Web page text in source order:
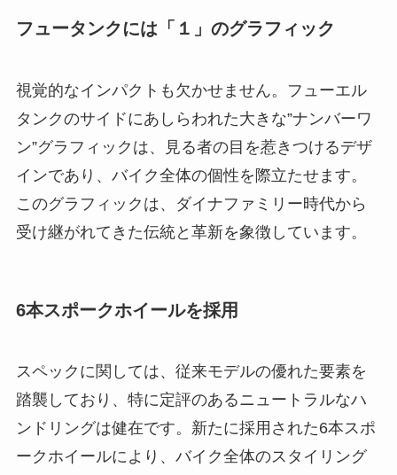
フュータンクには「１」のグラフィック
視覚的なインパクトも欠かせません。フューエル
タンクのサイドにあしらわれた大きな”ナンバーワ
ン”グラフィックは、見る者の目を惹きつけるデザ
インであり、バイク全体の個性を際立たせます。
このグラフィックは、ダイナファミリー時代から
受け継がれてきた伝統と革新を象徴しています。
6本スポークホイールを採用
スペックに関しては、従来モデルの優れた要素を
踏襲しており、特に定評のあるニュートラルなハ
ンドリングは健在です。新たに採用された6本スポ
ークホイールにより、バイク全体のスタイリング